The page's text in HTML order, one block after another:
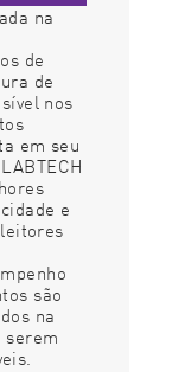
na
de
de
nos
em seu
e
são
na
serem